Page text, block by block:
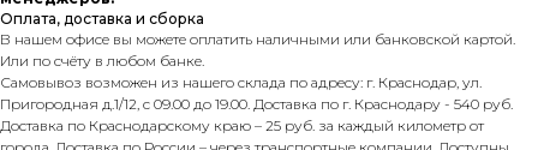
Оплата, доставка и сборка
В нашем офисе вы можете оплатить наличными или банковской картой.
Или по счёту в любом банке.
Самовывоз возможен из нашего склада по адресу: г. Краснодар, ул.
Пригородная д.1/12, с 09.00 до 19.00. Доставка по г. Краснодару - 540 руб.
Доставка по Краснодарскому краю – 25 руб. за каждый километр от